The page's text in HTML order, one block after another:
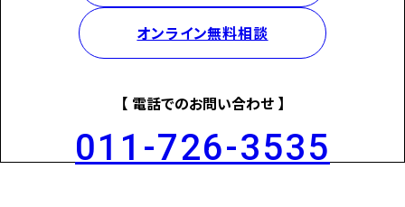
オンライン無料相談
【 電話でのお問い合わせ 】
011-726-3535